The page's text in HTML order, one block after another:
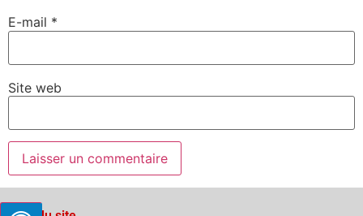
E-mail *
Site web